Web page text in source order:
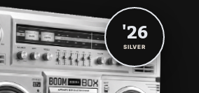
'26
SILVER